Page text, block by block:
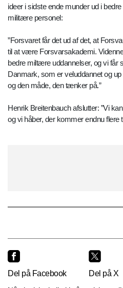
ideer i sidste ende munder ud i
militære personel:
”Forsvaret får det ud af det, at
til at være Forsvarsakademi.
bedre miltære uddannelser, og vi får
Danmark, som er veluddannet og
og den måde, den tænker på.”
Henrik Breitenbauch afslutter: ”Vi
og vi håber, der kommer endnu flere
Del på Facebook Del på X